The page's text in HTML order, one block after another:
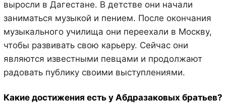
выросли в Дагестане. В детстве они начали
заниматься музыкой и пением. После окончания
музыкального училища они переехали в Москву,
чтобы развивать свою карьеру. Сейчас они
являются известными певцами и продолжают
радовать публику своими выступлениями.
Какие достижения есть у Абдразаковых братьев?